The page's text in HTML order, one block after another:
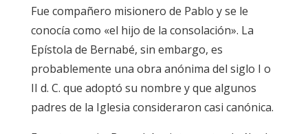
Fue compañero misionero de Pablo y se le
conocía como «el hijo de la consolación». La
Epístola de Bernabé, sin embargo, es
probablemente una obra anónima del siglo I o
II d. C. que adoptó su nombre y que algunos
padres de la Iglesia consideraron casi canónica.